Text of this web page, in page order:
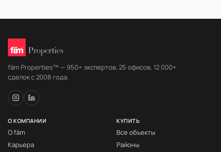
fäm Properties™ — 950+ экспертов, 25 офисов, 12 000+
сделок с 2008 года.
О КОМПАНИИ
О fäm
Карьера
КУПИТЬ
Все объекты
Районы